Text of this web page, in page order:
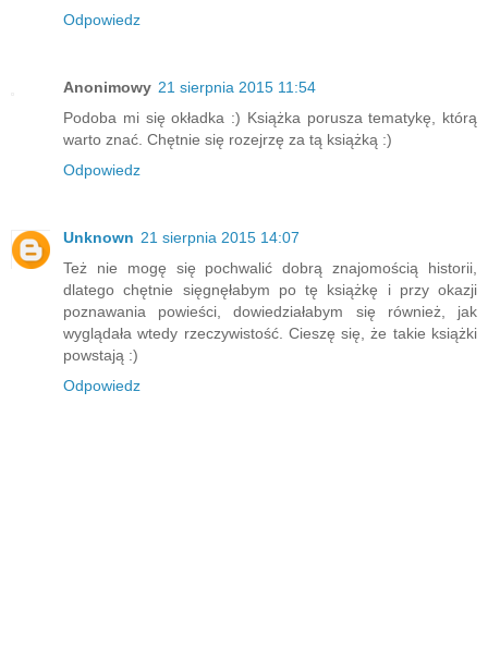
Odpowiedz
Anonimowy 21 sierpnia 2015 11:54
Podoba mi się okładka :) Książka porusza tematykę, którą
warto znać. Chętnie się rozejrzę za tą książką :)
Odpowiedz
Unknown 21 sierpnia 2015 14:07
Też nie mogę się pochwalić dobrą znajomością historii,
dlatego chętnie sięgnęłabym po tę książkę i przy okazji
poznawania powieści, dowiedziałabym się również, jak
wyglądała wtedy rzeczywistość. Cieszę się, że takie książki
powstają :)
Odpowiedz